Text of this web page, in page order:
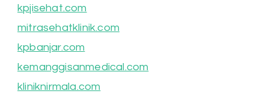
kpjisehat.com
mitrasehatklinik.com
kpbanjar.com
kemanggisanmedical.com
kliniknirmala.com